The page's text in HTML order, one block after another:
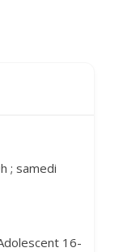
; samedi
16-